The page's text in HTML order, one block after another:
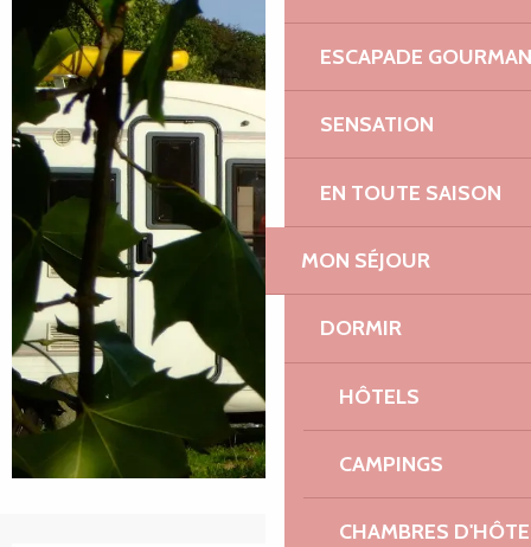
ESCAPADE
SENSATION
EN TOUTE SAISON
MON SÉJOUR
DORMIR
HÔTELS
CAMPINGS
CHAMBRES